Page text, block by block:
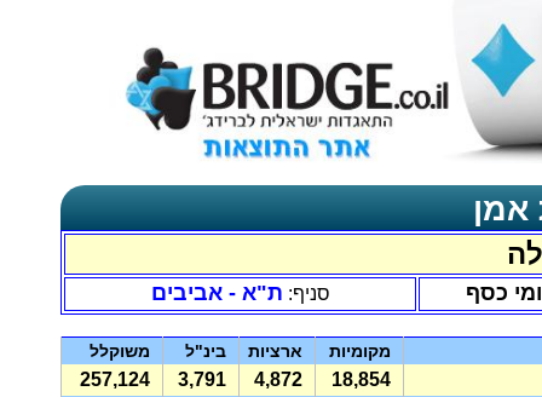
אמן
כסף סניף: ת"א - אביבים
מקומיות ארציות בינ"ל משוקלל
18,854
4,872
3,791
257,124